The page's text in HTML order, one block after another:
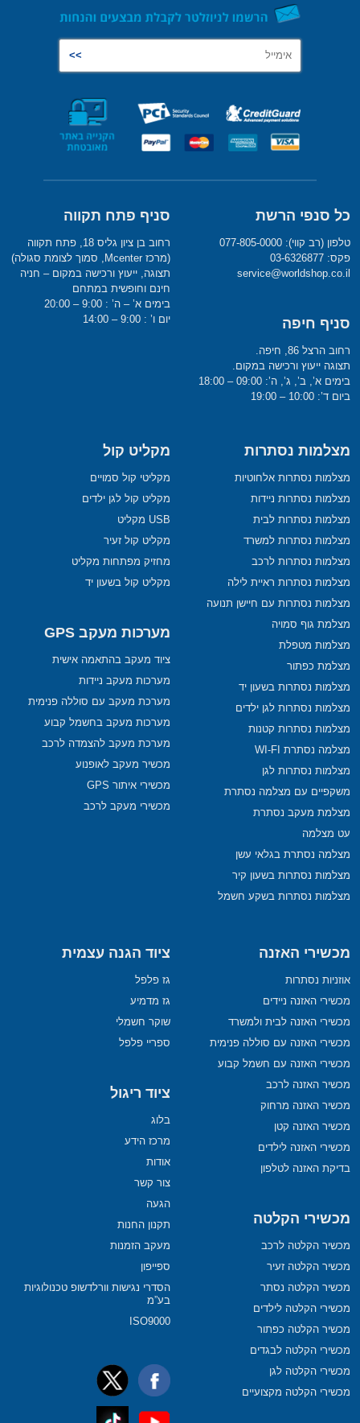
כל סנפי הרשת
טלפון (רב קווי): 077-805-0000
פקס: 03-6326877
service@worldshop.co.il
סניף חיפה
רחוב הרצל 86, חיפה.
תצוגה ייעוץ ורכישה במקום.
בימים א’, ב’, ג’, ה’: 09:00 – 18:00
ביום ד’: 10:00 – 19:00
סניף פתח תקווה
רחוב בן ציון גליס 18, פתח תקווה
(מרכז Mcenter, סמוך לצומת סגולה)
תצוגה, ייעוץ ורכישה במקום – חניה
חינם וחופשית במתחם
בימים א’ – ה’ : 9:00 – 20:00
יום ו’ : 9:00 – 14:00
מצלמות נסתרות
מצלמות נסתרות אלחוטיות
מצלמות נסתרות ניידות
מצלמות נסתרות לבית
מצלמות נסתרות למשרד
מצלמות נסתרות לרכב
מצלמות נסתרות ראיית לילה
מצלמות נסתרות עם חיישן תנועה
מצלמת גוף סמויה
מצלמות מטפלת
מצלמת כפתור
מצלמות נסתרות בשעון יד
מצלמות נסתרות לגן ילדים
מצלמות נסתרות קטנות
מצלמה נסתרת WI-FI
מצלמות נסתרות לגן
משקפיים עם מצלמה נסתרת
מצלמת מעקב נסתרת
עט מצלמה
מצלמה נסתרת בגלאי עשן
מצלמות נסתרות בשעון קיר
מצלמות נסתרות בשקע חשמל
מקליט קול
מקליטי קול סמויים
מקליט קול לגן ילדים
USB מקליט
מקליט קול זעיר
מחזיק מפתחות מקליט
מקליט קול בשעון יד
מערכות מעקב GPS
ציוד מעקב בהתאמה אישית
מערכות מעקב ניידות
מערכת מעקב עם סוללה פנימית
מערכות מעקב בחשמל קבוע
מערכת מעקב להצמדה לרכב
מכשיר מעקב לאופנוע
מכשירי איתור GPS
מכשירי מעקב לרכב
מכשירי האזנה
אוזניות נסתרות
מכשירי האזנה ניידים
מכשירי האזנה לבית ולמשרד
מכשירי האזנה עם סוללה פנימית
מכשירי האזנה עם חשמל קבוע
מכשיר האזנה לרכב
מכשיר האזנה מרחוק
מכשיר האזנה קטן
מכשירי האזנה לילדים
בדיקת האזנה לטלפון
מכשירי הקלטה
מכשיר הקלטה לרכב
מכשיר הקלטה זעיר
מכשיר הקלטה נסתר
מכשירי הקלטה לילדים
מכשיר הקלטה כפתור
מכשירי הקלטה לבגדים
מכשירי הקלטה לגן
מכשירי הקלטה מקצועיים
ציוד הגנה עצמית
גז פלפל
גז מדמיע
שוקר חשמלי
ספריי פלפל
ציוד ריגול
בלוג
מרכז הידע
אודות
צור קשר
הגעה
תקנון החנות
מעקב הזמנות
ספייפון
הסדרי נגישות וורלדשופ טכנולוגיות
בע”מ
ISO9000